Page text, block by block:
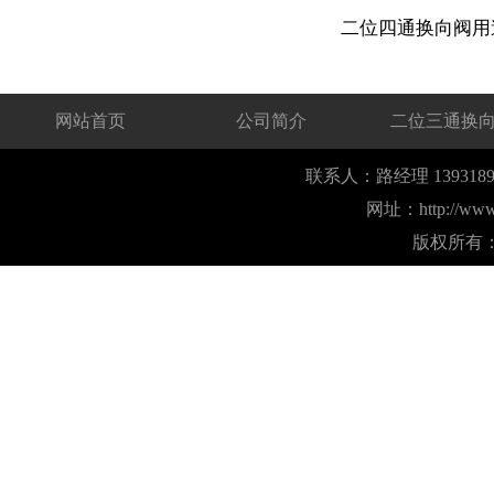
二位四通换向阀
网站首页 公司简介 二位三通换
联系人：路经理
网址： http://
版权所有